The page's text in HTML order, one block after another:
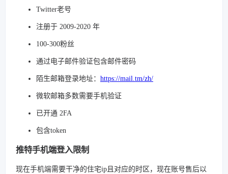
Twitter老号
注册于 2009-2020 年
100-300粉丝
通过电子邮件验证包含邮件密码
陌生邮箱登录地址： https://mail.tm/zh/
微软邮箱多数需要手机验证
已开通 2FA
包含token
推特手机端登入限制
现在手机端需要干净的住宅ip且对应的时区，现在账号售后以